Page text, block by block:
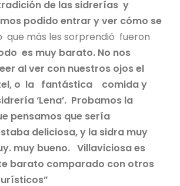
de las sidrerías y
podido entrar y ver cómo se
que más les sorprendió fueron
es muy barato. No nos
al ver con nuestros ojos el
o la fantástica comida y
‘Lena’. Probamos la
pensamos que sería
deliciosa, y la sidra muy
muy bueno. Villaviciosa es
barato comparado con otros